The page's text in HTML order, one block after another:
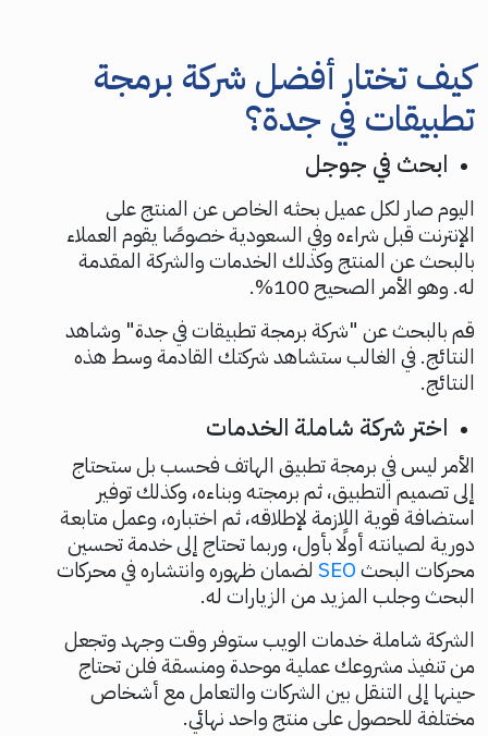
كيف تختار أفضل شركة برمجة
تطبيقات في جدة؟
ابحث في جوجل
اليوم صار لكل عميل بحثه الخاص عن المنتج على
الإنترنت قبل شراءه وفي السعودية خصوصًا يقوم العملاء
بالبحث عن المنتج وكذلك الخدمات والشركة المقدمة
له. وهو الأمر الصحيح 100%.
قم بالبحث عن "شركة برمجة تطبيقات في جدة" وشاهد
النتائج. في الغالب ستشاهد شركتك القادمة وسط هذه
النتائج.
اختر شركة شاملة الخدمات
الأمر ليس في برمجة تطبيق الهاتف فحسب بل ستحتاج
إلى تصميم التطبيق، ثم برمجته وبناءه، وكذلك توفير
استضافة قوية اللازمة لإطلاقه، ثم اختباره، وعمل متابعة
دورية لصيانته أولًا بأول، وربما تحتاج إلى خدمة تحسين
محركات البحثSEO لضمان ظهوره وانتشاره في محركات
البحث وجلب المزيد من الزيارات له.
الشركة شاملة خدمات الويب ستوفر وقت وجهد وتجعل
من تنفيذ مشروعك عملية موحدة ومنسقة فلن تحتاج
حينها إلى التنقل بين الشركات والتعامل مع أشخاص
مختلفة للحصول على منتج واحد نهائي.